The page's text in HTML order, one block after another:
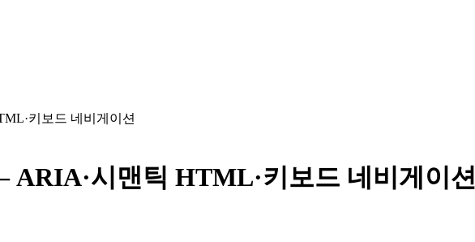
키보드 네비게이션
시맨틱 HTML·키보드 네비게이션